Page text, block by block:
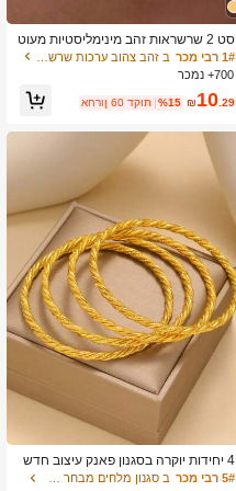
סט 2 שרשראות זהב מינימליסטיות מעוט
רות בזירקוניה, שרשרת דו-שכבתית, אלגנ
טיות לנשים יומיומיות, דייט, תכשיטי עבוד
1# רבי מכר
700+ נמכר
₪10.29
%15 אחרון 60 דקות
4 יחידות יוקרה בסגנון פאנק עיצוב חדש
צמיד בציפוי זהב 24 קראט מתאים לפסט
5# רבי מכר